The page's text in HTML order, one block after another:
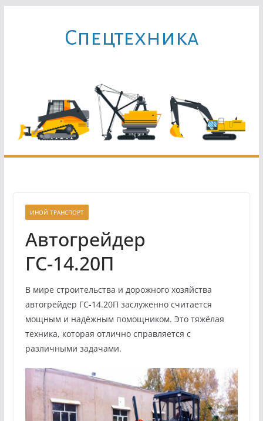
содержимомуCпецтехника
ИНОЙ ТРАНСПОРТ
Автогрейдер
ГС-14.20П
В мире строительства и дорожного хозяйства
автогрейдер ГС-14.20П заслуженно считается
мощным и надёжным помощником. Это тяжёлая
техника, которая отлично справляется с
различными задачами.